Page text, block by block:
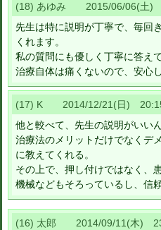
(18) あゆみ 2015/06/06(土)
先生は特に説明が丁寧で、毎回
くれます。
私の質問にも優しく丁寧に答え
治療自体は痛くないので、安心
(17) K 2014/12/21(日)
他と較べて、先生の説明がいい
治療法のメリットだけでなくデ
に教えてくれる。
その上で、押し付けではなく、
機械などもそろっているし、信
(16) 太郎 2014/09/11(木)